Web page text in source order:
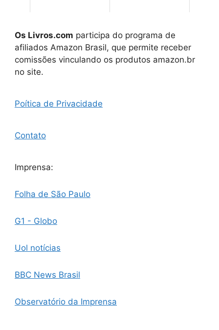
Os Livros.com participa do programa de
afiliados Amazon Brasil, que permite receber
comissões vinculando os produtos amazon.br
no site.
Poítica de Privacidade
Contato
Imprensa:
Folha de São Paulo
G1 - Globo
Uol notícias
BBC News Brasil
Observatório da Imprensa